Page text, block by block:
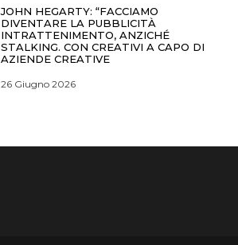
JOHN HEGARTY: “FACCIAMO
DIVENTARE LA PUBBLICITÀ
INTRATTENIMENTO, ANZICHÉ
STALKING. CON CREATIVI A CAPO DI
AZIENDE CREATIVE
26 Giugno 2026